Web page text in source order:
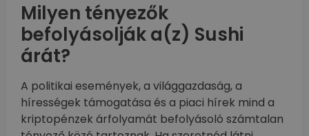
Milyen tényezők
befolyásolják a(z) Sushi
árát?
A politikai események, a világgazdaság, a
hírességek támogatása és a piaci hírek mind a
kriptopénzek árfolyamát befolyásoló számtalan